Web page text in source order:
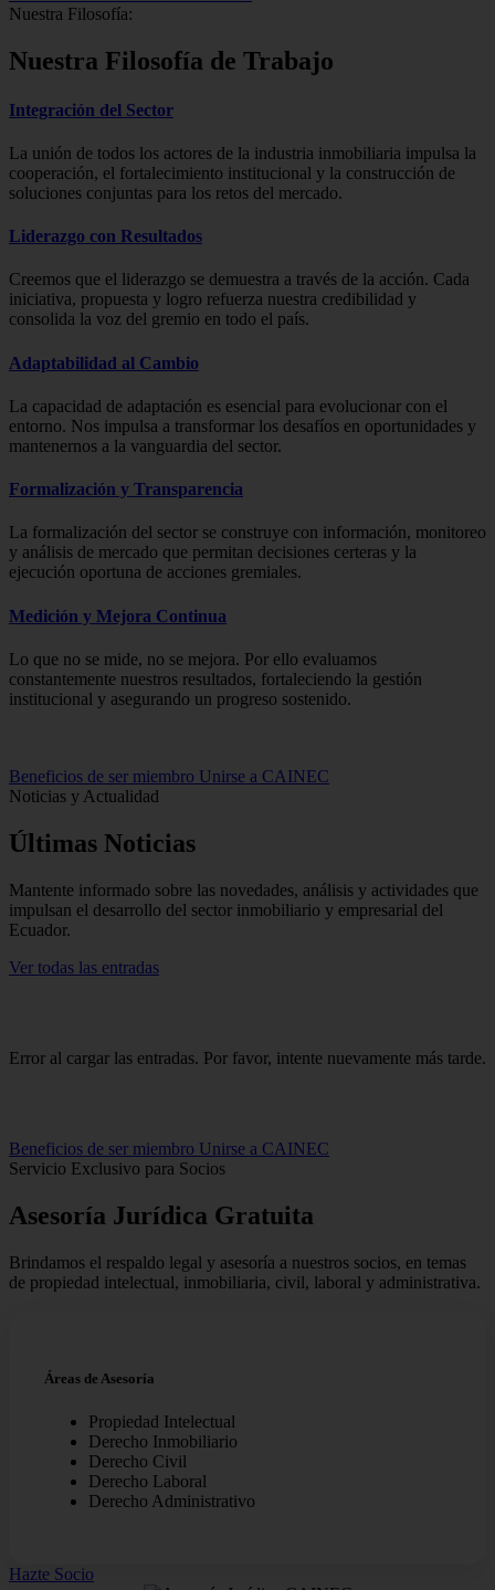
Nuestra Filosofía:
Nuestra Filosofía de Trabajo
Integración del Sector
La unión de todos los actores de la industria inmobiliaria impulsa la
cooperación, el fortalecimiento institucional y la construcción de
soluciones conjuntas para los retos del mercado.
Liderazgo con Resultados
Creemos que el liderazgo se demuestra a través de la acción. Cada
iniciativa, propuesta y logro refuerza nuestra credibilidad y
consolida la voz del gremio en todo el país.
Adaptabilidad al Cambio
La capacidad de adaptación es esencial para evolucionar con el
entorno. Nos impulsa a transformar los desafíos en oportunidades y
mantenernos a la vanguardia del sector.
Formalización y Transparencia
La formalización del sector se construye con información, monitoreo
y análisis de mercado que permitan decisiones certeras y la
ejecución oportuna de acciones gremiales.
Medición y Mejora Continua
Lo que no se mide, no se mejora. Por ello evaluamos
constantemente nuestros resultados, fortaleciendo la gestión
institucional y asegurando un progreso sostenido.
Beneficios de ser miembro Unirse a CAINEC
Noticias y Actualidad
Últimas Noticias
Mantente informado sobre las novedades, análisis y actividades que
impulsan el desarrollo del sector inmobiliario y empresarial del
Ecuador.
Ver todas las entradas
Error al cargar las entradas. Por favor, intente nuevamente más tarde.
Beneficios de ser miembro Unirse a CAINEC
Servicio Exclusivo para Socios
Asesoría Jurídica Gratuita
Brindamos el respaldo legal y asesoría a nuestros socios, en temas
de propiedad intelectual, inmobiliaria, civil, laboral y administrativa.
Áreas de Asesoría
Propiedad Intelectual
Derecho Inmobiliario
Derecho Civil
Derecho Laboral
Derecho Administrativo
Hazte Socio